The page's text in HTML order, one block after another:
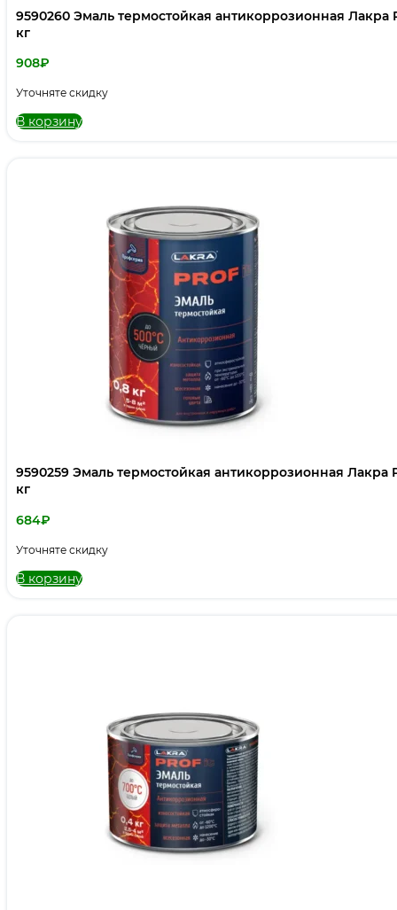
9590260 Эмаль термостойкая антикоррозионная Лакра
кг
908₽
Уточняте скидку
В корзину
9590259 Эмаль термостойкая антикоррозионная Лакра
кг
684₽
Уточняте скидку
В корзину